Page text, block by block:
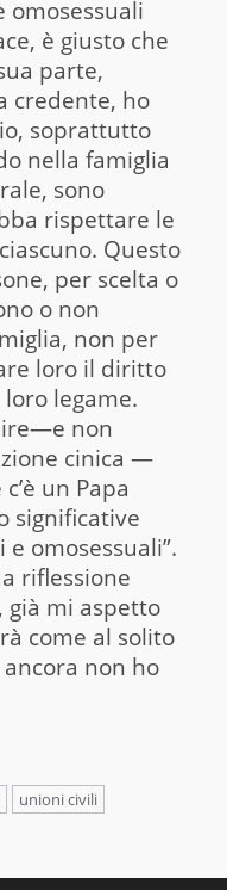
omosessuali
è giusto che
parte,
credente, ho
soprattutto
nella famiglia
sono
rispettare le
Questo
per scelta o
o non
non per
loro il diritto
legame.
non
cinica —
un Papa
significative
omosessuali”.
riflessione
già mi aspetto
come al solito
ancora non ho
unioni civili